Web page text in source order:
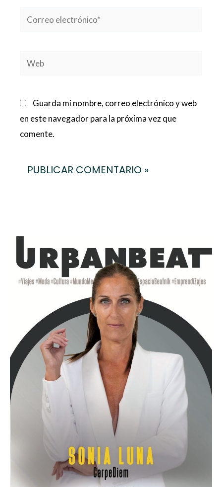
Correo
Web
Guarda mi nombre, correo electrónico y web
en este navegador para la próxima vez que
comente.